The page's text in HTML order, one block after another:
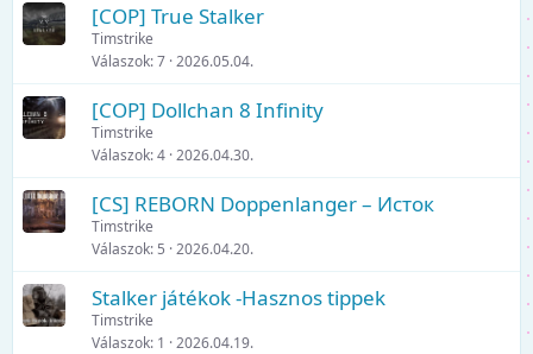
[COP] True Stalker
Timstrike
Válaszok 7 2026.05.04.
[COP] Dollchan 8 Infinity
Timstrike
Válaszok 4 2026.04.30.
[CS] REBORN Doppenlanger – Исток
Timstrike
Válaszok 5 2026.04.20.
Stalker játékok -Hasznos tippek
Timstrike
Válaszok 1 2026.04.19.